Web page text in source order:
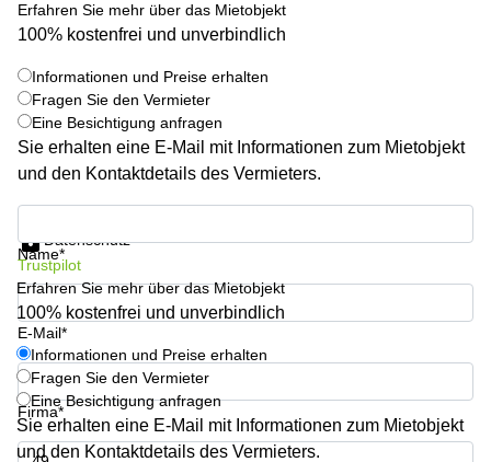
Centres
Bertrange
Centres
Esch-
sur-
Alzette
Centres
Sandweiler
Erfahren Sie mehr über das Mietobjekt
100% kostenfrei und unverbindlich
Informationen und Preise erhalten
Fragen Sie den Vermieter
Eine Besichtigung anfragen
Sie erhalten eine E-Mail mit Informationen zum Mietobjekt
und den Kontaktdetails des Vermieters.
Name*
E-Mail*
Firma*
Datenschutz
Trustpilot
Erfahren Sie mehr über das Mietobjekt
100% kostenfrei und unverbindlich
Informationen und Preise erhalten
Fragen Sie den Vermieter
Eine Besichtigung anfragen
Sie erhalten eine E-Mail mit Informationen zum Mietobjekt
und den Kontaktdetails des Vermieters.